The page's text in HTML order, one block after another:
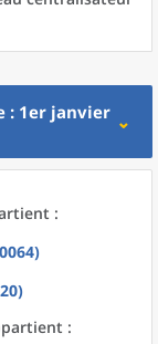
: 1er janvier
:
: